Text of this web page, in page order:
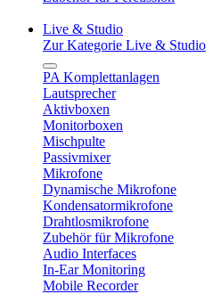
Live & Studio
Zur Kategorie Live & Studio
PA Komplettanlagen
Lautsprecher
Aktivboxen
Monitorboxen
Mischpulte
Passivmixer
Mikrofone
Dynamische Mikrofone
Kondensatormikrofone
Drahtlosmikrofone
Zubehör für Mikrofone
Audio Interfaces
In-Ear Monitoring
Mobile Recorder